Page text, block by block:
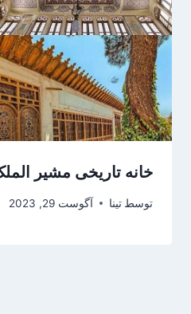
خانه تاریخی مشیر
توسط تینا آگوست 29, 2023